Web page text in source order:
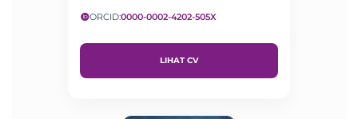
ORCID:0000-0002-4202-505X
LIHAT CV